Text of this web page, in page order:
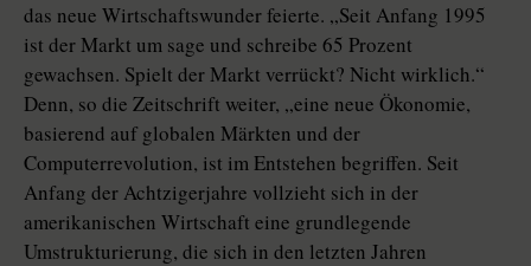
das neue Wirtschaftswunder feierte. „Seit Anfang 1995
ist der Markt um sage und schreibe 65 Prozent
gewachsen. Spielt der Markt verrückt? Nicht wirklich.“
Denn, so die Zeitschrift weiter, „eine neue Ökonomie,
basierend auf globalen Märkten und der
Computerrevolution, ist im Entstehen begriffen. Seit
Anfang der Achtzigerjahre vollzieht sich in der
amerikanischen Wirtschaft eine grundlegende
Umstrukturierung, die sich in den letzten Jahren